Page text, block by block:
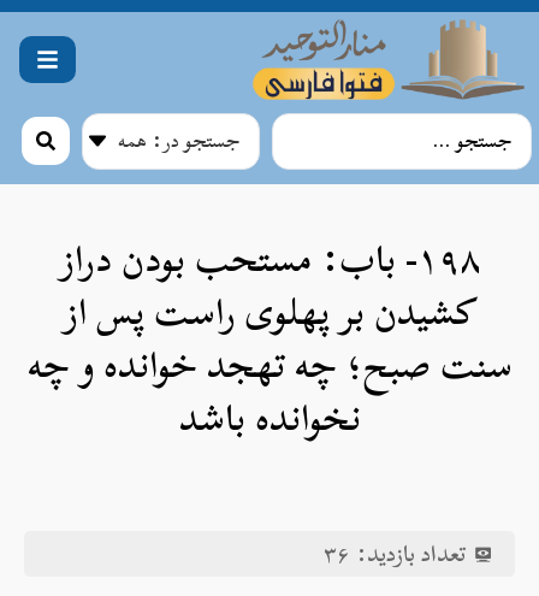
۱۹۸- باب: مستحب بودن دراز
کشیدن بر پهلوی راست پس از
سنت صبح؛ چه تهجد خوانده و چه
نخوانده باشد
تعداد بازدید: ۳۶